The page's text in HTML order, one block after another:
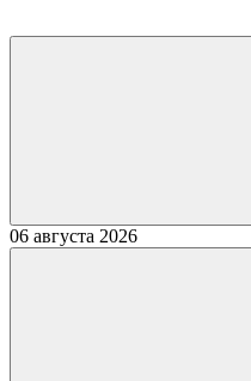
06 августа 2026